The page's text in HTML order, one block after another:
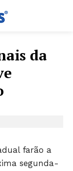
da
farão a
segunda-